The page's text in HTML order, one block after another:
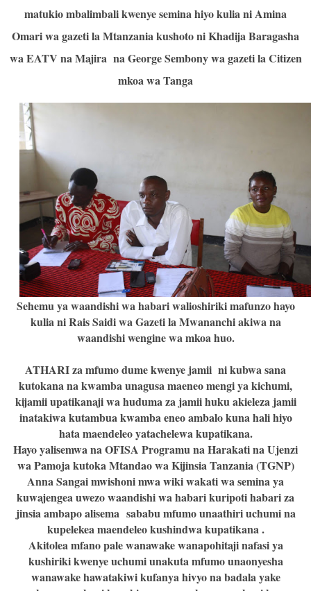
matukio mbalimbali kwenye semina hiyo kulia ni Amina
Omari wa gazeti la Mtanzania kushoto ni Khadija Baragasha
wa EATV na Majira na George Sembony wa gazeti la Citizen
mkoa wa Tanga
Sehemu ya waandishi wa habari walioshiriki mafunzo hayo
kulia ni Rais Saidi wa Gazeti la Mwananchi akiwa na
waandishi wengine wa mkoa huo.
ATHARI za mfumo dume kwenye jamii ni kubwa sana
kutokana na kwamba unagusa maeneo mengi ya kichumi,
kijamii upatikanaji wa huduma za jamii huku akieleza jamii
inatakiwa kutambua kwamba eneo ambalo kuna hali hiyo
hata maendeleo yatachelewa kupatikana.
Hayo yalisemwa na OFISA Programu na Harakati na Ujenzi
wa Pamoja kutoka Mtandao wa Kijinsia Tanzania (TGNP)
Anna Sangai mwishoni mwa wiki wakati wa semina ya
kuwajengea uwezo waandishi wa habari kuripoti habari za
jinsia ambapo alisema sababu mfumo unaathiri uchumi na
kupelekea maendeleo kushindwa kupatikana .
Akitolea mfano pale wanawake wanapohitaji nafasi ya
kushiriki kwenye uchumi unakuta mfumo unaonyesha
wanawake hawatakiwi kufanya hivyo na badala yake